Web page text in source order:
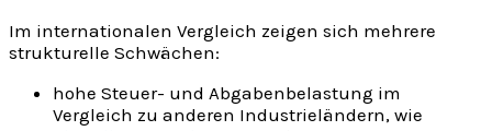
Im internationalen Vergleich zeigen sich mehrere
strukturelle Schwächen:
hohe Steuer- und Abgabenbelastung im
Vergleich zu anderen Industrieländern, wie